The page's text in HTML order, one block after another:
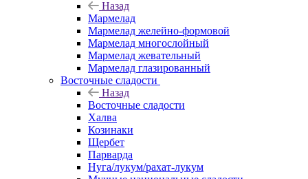
Назад
Мармелад
Мармелад желейно-формовой
Мармелад многослойный
Мармелад жевательный
Мармелад глазированный
Восточные сладости
Назад
Восточные сладости
Халва
Козинаки
Щербет
Парварда
Нуга/лукум/рахат-лукум